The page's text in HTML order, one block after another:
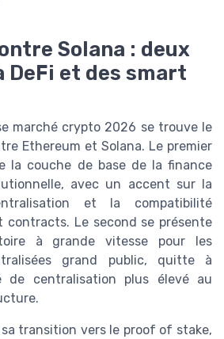
Solana : deux
DeFi et des smart
marché crypto 2026 se trouve le
Ethereum et Solana. Le premier
la couche de base de la finance
avec un accent sur la
et la compatibilité
contracts. Le second se présente
à grande vitesse pour les
grand public, quitte à
de centralisation plus élevé au
transition vers le proof of stake,